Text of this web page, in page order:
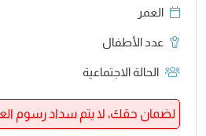
العمر
عدد الأطفال
الحالة الاجتماعية
لضمان حقك، لا يتم سداد رسوم